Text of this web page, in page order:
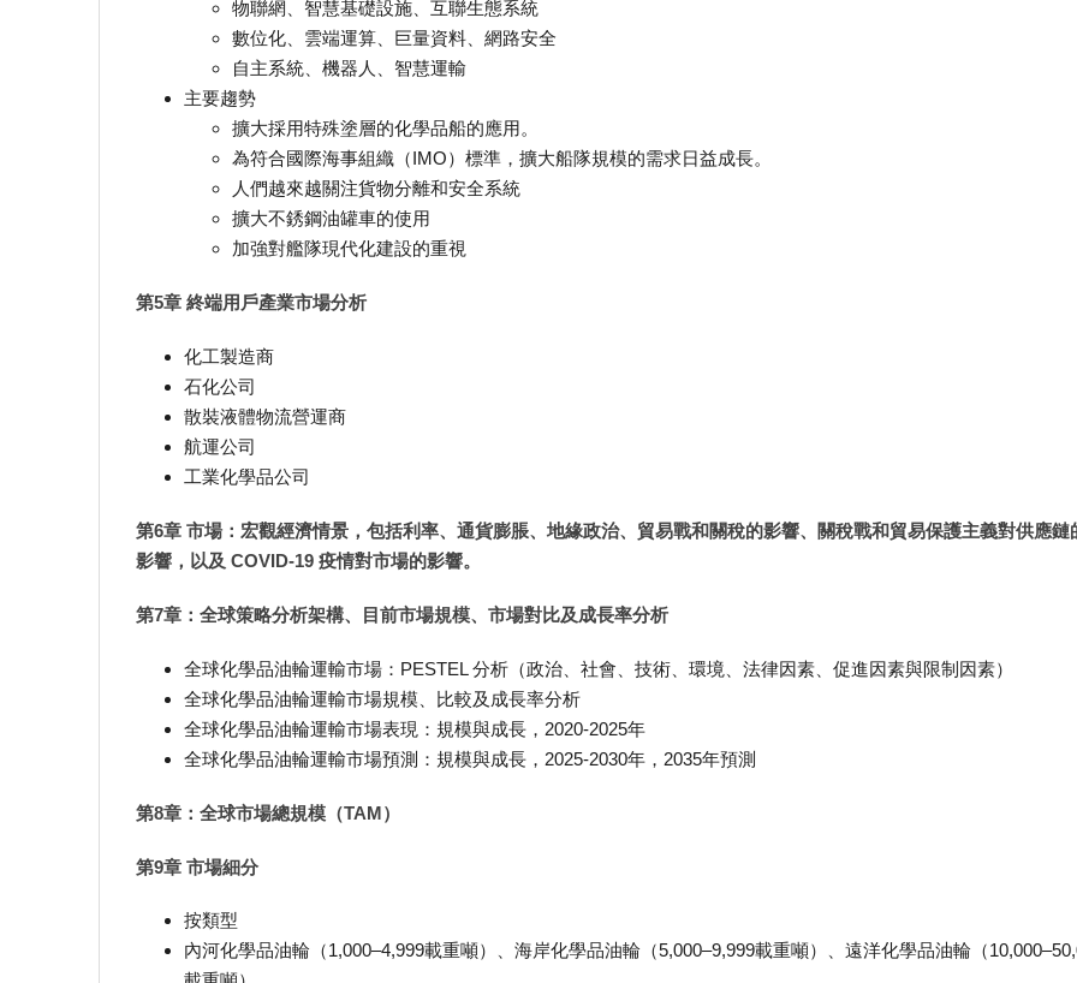
物聯網、智慧基礎設施、互聯生態系統
數位化、雲端運算、巨量資料、網路安全
自主系統、機器人、智慧運輸
主要趨勢
擴大採用特殊塗層的化學品船的應用。
為符合國際海事組織（IMO）標準，擴大船隊規模的需求日益成長。
人們越來越關注貨物分離和安全系統
擴大不銹鋼油罐車的使用
加強對艦隊現代化建設的重視
第5章 終端用戶產業市場分析
化工製造商
石化公司
散裝液體物流營運商
航運公司
工業化學品公司
第6章 市場：宏觀經濟情景，包括利率、通貨膨脹、地緣政治、貿易戰和關稅的影響、關稅戰和貿易保護主義對供應鏈
影響，以及 COVID-19 疫情對市場的影響。
第7章：全球策略分析架構、目前市場規模、市場對比及成長率分析
全球化學品油輪運輸市場：PESTEL 分析（政治、社會、技術、環境、法律因素、促進因素與限制因素）
全球化學品油輪運輸市場規模、比較及成長率分析
全球化學品油輪運輸市場表現：規模與成長，2020-2025年
全球化學品油輪運輸市場預測：規模與成長，2025-2030年，2035年預測
第8章：全球市場總規模（TAM）
第9章 市場細分
按類型
內河化學品油輪（1,000–4,999載重噸）、海岸化學品油輪（5,000–9,999載重噸）、遠洋化學品油輪（